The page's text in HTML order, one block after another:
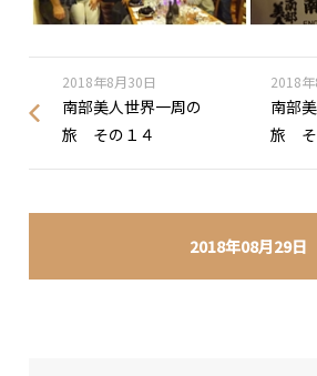
2018年08月29日
2018年8月30日
南部美人世界一周の
旅 その１４
2018
南部
旅 そ